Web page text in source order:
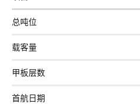
总吨位
载客量
甲板层数
首航日期